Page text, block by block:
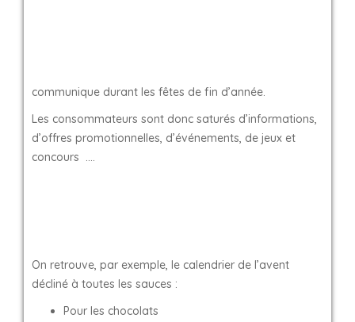
communique durant les fêtes de fin d’année.
Les consommateurs sont donc saturés d’informations,
d’offres promotionnelles, d’événements, de jeux et
concours ….
On retrouve, par exemple, le calendrier de l’avent
décliné à toutes les sauces :
Pour les chocolats